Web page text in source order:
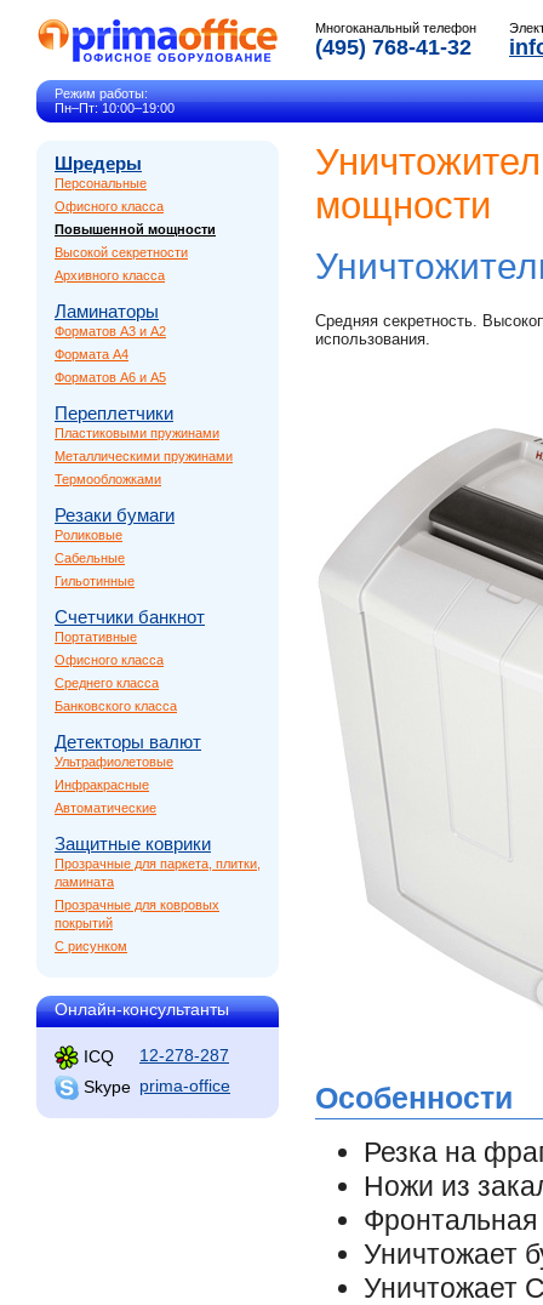
Многоканальный телефон
(495) 768-41-32
Режим работы:
Пн–Пт: 10:00–19:00
Шредеры
Персональные
Офисного класса
Повышенной мощности
Высокой секретности
Архивного класса
Ламинаторы
Форматов A3 и A2
Формата A4
Форматов A6 и A5
Переплетчики
Пластиковыми пружинами
Металлическими пружинами
Термообложками
Резаки бумаги
Роликовые
Сабельные
Гильотинные
Счетчики банкнот
Портативные
Офисного класса
Среднего класса
Банковского класса
Детекторы валют
Ультрафиолетовые
Инфракрасные
Автоматические
Защитные коврики
Прозрачные для паркета, плитки,
ламината
Прозрачные для ковровых
покрытий
С рисунком
Онлайн-консультанты
ICQ
12-278-287
Skype prima-office
мощности
Средняя секретность.
использования.
Особенности
Резка на
Ножи из
Фронтальная
Уничтожает
Уничтожает